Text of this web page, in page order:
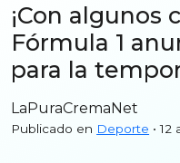
¡Con algunos
Fórmula 1
para la
LaPuraCremaNet
Publicado en Deporte •